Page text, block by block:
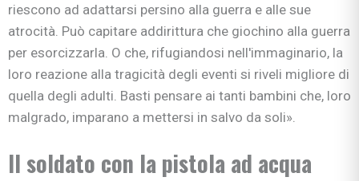
riescono ad adattarsi persino alla guerra e alle sue
atrocità. Può capitare addirittura che giochino alla guerra
per esorcizzarla. O che, rifugiandosi nell'immaginario, la
loro reazione alla tragicità degli eventi si riveli migliore di
quella degli adulti. Basti pensare ai tanti bambini che, loro
malgrado, imparano a mettersi in salvo da soli».
Il soldato con la pistola ad acqua